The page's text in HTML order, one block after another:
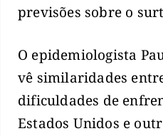
previsões sobre o
O epidemiologista
vê similaridades
dificuldades de
Estados Unidos e